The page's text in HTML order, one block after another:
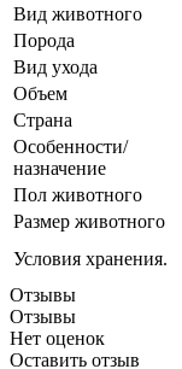
Вид животного
Порода
Вид ухода
Объем
Страна
Особенности/
назначение
Пол животного
Размер животного
Условия хранения.
Отзывы
Отзывы
Нет оценок
Оставить отзыв